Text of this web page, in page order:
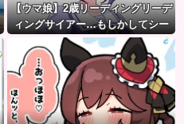
【ウマ娘】2歳リーディングリーデ
ィングサイアー…もしかしてシー
ザリオって凄いのでは？